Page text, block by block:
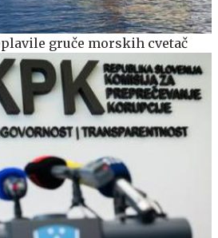
gruče morskih cvetač